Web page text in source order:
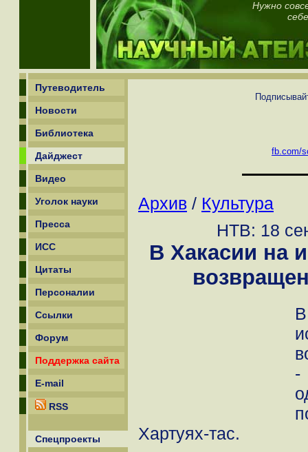
Нужно
Путеводитель
Новости
Библиотека
Дайджест
Видео
Уголок науки
Пресса
ИСС
Цитаты
Персоналии
Ссылки
Форум
Поддержка сайта
E-mail
RSS
Спецпроекты
fb.com/
Архив / Культура
НТВ: 18
В Хакасии на
-
Хартуях-тас.